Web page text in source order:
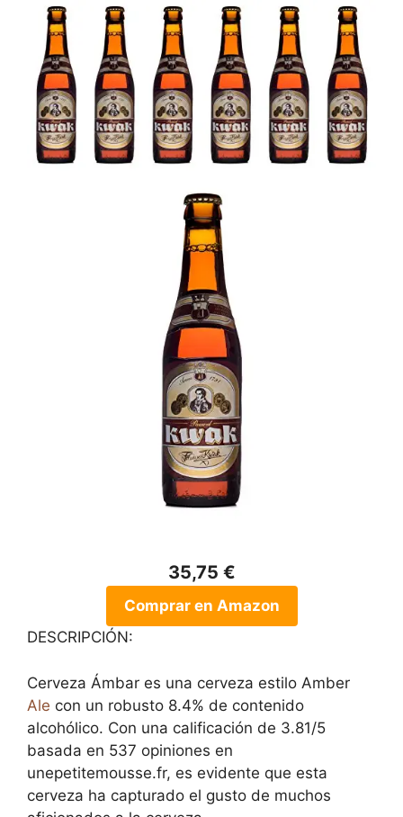
35,75 €
Comprar en Amazon
DESCRIPCIÓN:
Cerveza Ámbar es una cerveza estilo Amber
Ale con un robusto 8.4% de contenido
alcohólico. Con una calificación de 3.81/5
basada en 537 opiniones en
unepetitemousse.fr, es evidente que esta
cerveza ha capturado el gusto de muchos